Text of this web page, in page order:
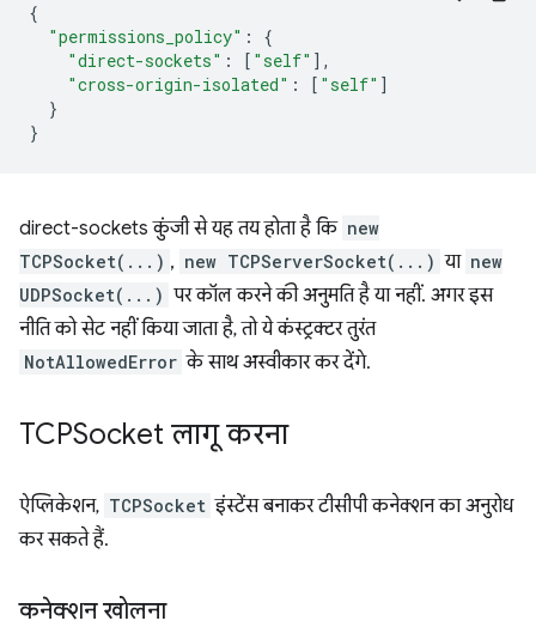
{
"permissions_policy" :
{
"direct-sockets" : [ "self" ],
"cross-origin-isolated" : [ "self" ]
}
}
direct-sockets कुंजी से यह तय होता है कि new
TCPSocket(...) , new TCPServerSocket(...) या new
UDPSocket(...) पर कॉल करने की अनुमति है या नहीं. अगर इस
नीति को सेट नहीं किया जाता है, तो ये कंस्ट्रक्टर तुरंत
NotAllowedError के साथ अस्वीकार कर देंगे.
TCPSocket लागू करना
ऐप्लिकेशन, TCPSocket इंस्टेंस बनाकर टीसीपी कनेक्शन का अनुरोध
कर सकते हैं.
कनेक्शन खोलना